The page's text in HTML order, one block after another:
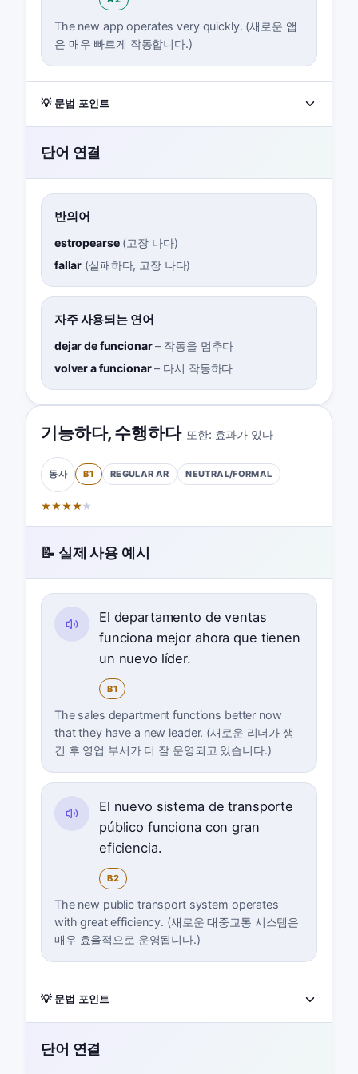
The new app operates very quickly. (새로운 앱
은 매우 빠르게 작동합니다.)
💡 문법 포인트
단어 연결
반의어
estropearse(고장 나다)
fallar (실패하다, 고장 나다)
자주 사용되는 연어
dejar de funcionar– 작동을 멈추다
volver a funcionar– 다시 작동하다
기능하다, 수행하다 또한: 효과가 있다
동사 B1 REGULAR AR NEUTRAL/FORMAL
★★★★★
📝 실제 사용 예시
El departamento de ventas
funciona mejor ahora que tienen
un nuevo líder.
B1
The sales department functions better now
that they have a new leader. (새로운 리더가 생
긴 후 영업 부서가 더 잘 운영되고 있습니다.)
El nuevo sistema de transporte
público funciona con gran
eficiencia.
B2
The new public transport system operates
with great efficiency. (새로운 대중교통 시스템은
매우 효율적으로 운영됩니다.)
💡 문법 포인트
단어 연결